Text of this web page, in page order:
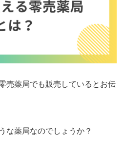
売薬局でも販売しているとお伝
な薬局なのでしょうか？